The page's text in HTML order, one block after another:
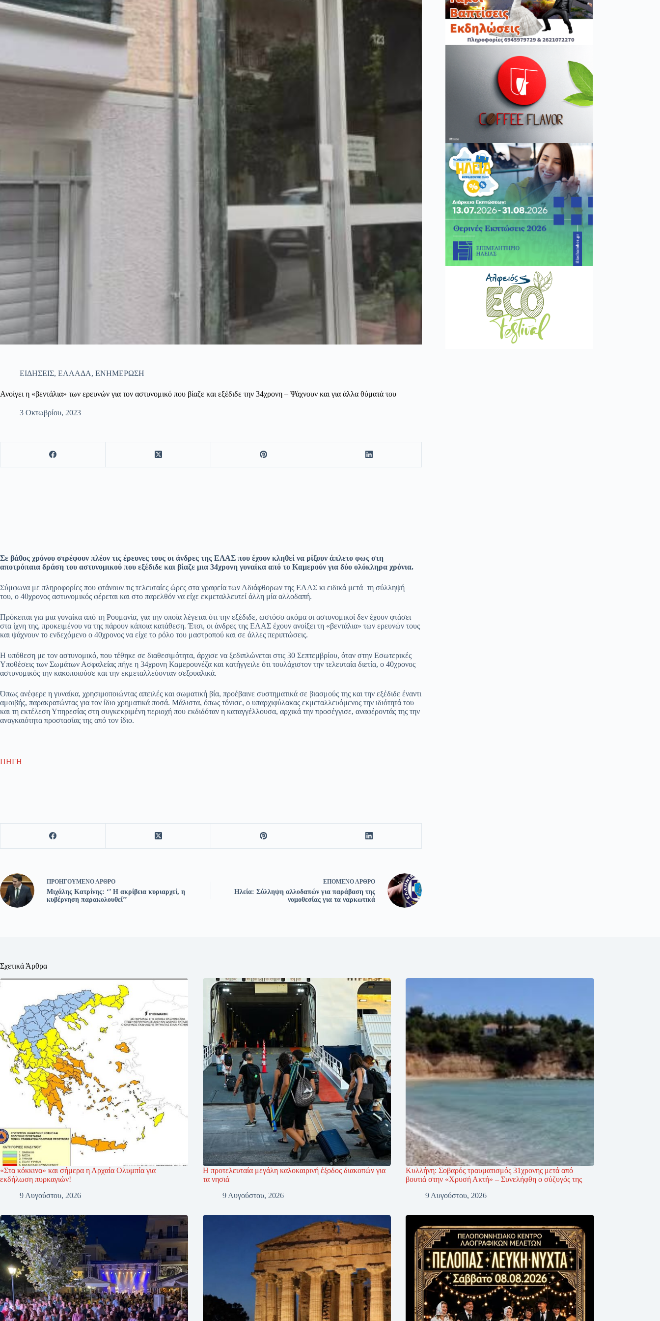
ΕΙΔΗΣΕΙΣ, ΕΛΛΑΔΑ, ΕΝΗΜΕΡΩΣΗ
Ανοίγει η «βεντάλια» των ερευνών για τον αστυνομικό που βίαζε και εξέδιδε την 34χρονη – Ψάχνουν και για άλλα θύματά του
3 Οκτωβρίου, 2023
Σε βάθος χρόνου στρέφουν πλέον τις έρευνες τους οι άνδρες της ΕΛΑΣ που έχουν κληθεί να ρίξουν άπλετο φως στη
αποτρόπαια δράση του αστυνομικού που εξέδιδε και βίαζε μια 34χρονη γυναίκα από το Καμερούν για δύο ολόκληρα χρόνια.
Σύμφωνα με πληροφορίες που φτάνουν τις τελευταίες ώρες στα γραφεία των Αδιάφθορων της ΕΛΑΣ κι ειδικά μετά τη σύλληψή
του, ο 40χρονος αστυνομικός φέρεται και στο παρελθόν να είχε εκμεταλλευτεί άλλη μία αλλοδαπή.
Πρόκειται για μια γυναίκα από τη Ρουμανία, για την οποία λέγεται ότι την εξέδιδε, ωστόσο ακόμα οι αστυνομικοί δεν έχουν φτάσει
στα ίχνη της, προκειμένου να της πάρουν κάποια κατάθεση. Έτσι, οι άνδρες της ΕΛΑΣ έχουν ανοίξει τη «βεντάλια» των ερευνών τους
και ψάχνουν το ενδεχόμενο ο 40χρονος να είχε το ρόλο του μαστροπού και σε άλλες περιπτώσεις.
H υπόθεση με τον αστυνομικό, που τέθηκε σε διαθεσιμότητα, άρχισε να ξεδιπλώνεται στις 30 Σεπτεμβρίου, όταν στην Εσωτερικές
Υποθέσεις των Σωμάτων Ασφαλείας πήγε η 34χρονη Καμερουνέζα και κατήγγειλε ότι τουλάχιστον την τελευταία διετία, ο 40χρονος
αστυνομικός την κακοποιούσε και την εκμεταλλεύονταν σεξουαλικά.
Όπως ανέφερε η γυναίκα, χρησιμοποιώντας απειλές και σωματική βία, προέβαινε συστηματικά σε βιασμούς της και την εξέδιδε έναντι
αμοιβής, παρακρατώντας για τον ίδιο χρηματικά ποσά. Μάλιστα, όπως τόνισε, ο υπαρχιφύλακας εκμεταλλευόμενος την ιδιότητά του
και τη εκτέλεση Υπηρεσίας στη συγκεκριμένη περιοχή που εκδιδόταν η καταγγέλλουσα, αρχικά την προσέγγισε, αναφέροντάς της την
αναγκαιότητα προστασίας της από τον ίδιο.
ΠΗΓΗ
ΠΡΟΗΓΟΎΜΕΝΟΆΡΘΡΟ
Μιχάλης Κατρίνης: ‘’ Η ακρίβεια κυριαρχεί, η
κυβέρνηση παρακολουθεί’’
ΕΠΌΜΕΝΟΆΡΘΡΟ
Ηλεία: Σύλληψη αλλοδαπών για παράβαση της
νομοθεσίας για τα ναρκωτικά
Σχετικά Άρθρα
«Στα κόκκινα» και σήμερα η Αρχαία Ολυμπία για
εκδήλωση πυρκαγιών!
9 Αυγούστου, 2026
Η προτελευταία μεγάλη καλοκαιρινή έξοδος διακοπών για
τα νησιά
9 Αυγούστου, 2026
Κυλλήνη: Σοβαρός τραυματισμός 31χρονης μετά από
βουτιά στην «Χρυσή Ακτή» – Συνελήφθη ο σύζυγός της
9 Αυγούστου, 2026